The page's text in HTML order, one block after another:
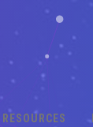
RESOURCES